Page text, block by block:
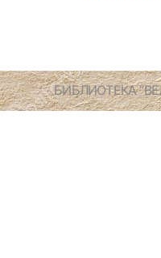
БИБЛИОТЕКА